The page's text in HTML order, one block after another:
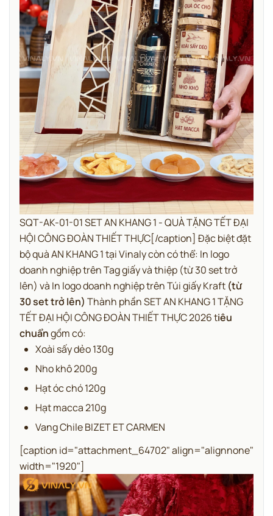
SQT-AK-01-01 SET AN KHANG 1 - QUÀ TẶNG TẾT ĐẠI
HỘI CÔNG ĐOÀN THIẾT THỰC[/caption] Đặc biệt đặt
bộ quà AN KHANG 1 tại Vinaly còn có thể: In logo
doanh nghiệp trên Tag giấy và thiệp (từ 30 set trở
lên) và In logo doanh nghiệp trên Túi giấy Kraft (từ
30 set trở lên) Thành phần SET AN KHANG 1 TẶNG
TẾT ĐẠI HỘI CÔNG ĐOÀN THIẾT THỰC 2026 tiêu
chuẩngồm có:
Xoài sấy dẻo 130g
Nho khô 200g
Hạt óc chó 120g
Hạt macca 210g
Vang Chile BIZET ET CARMEN
[caption id="attachment_64702" align="alignnone"
width="1920"]